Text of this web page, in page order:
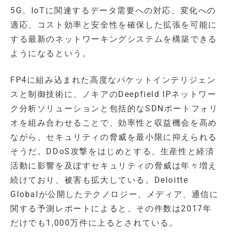
5G、IoTに関連するデータ需要への対応、変化への
適応、コスト効率と安全性を確保した拡張を可能に
する最新のネットワーキングシステムを構築できる
ようになるという。
FP4に組み込まれた高度なパケットインテリジェン
スと制御技術に、ノキアのDeepfield IPネットワー
ク分析ソリューションと包括的なSDNポートフォリ
オを組み合わせることで、効率性と収益機会を高め
ながら、セキュリティの脅威を最小限に抑えられる
そうだ。DDoS攻撃をはじめとする、生産性と経済
活動に影響を及ぼすセキュリティの脅威は年々増え
続けており、被害も拡大している。Deloitte
Globalが公開したテクノロジー、メディア、通信に
関する予測レポートによると、その件数は2017年
だけでも1,000万件に上るとされている。